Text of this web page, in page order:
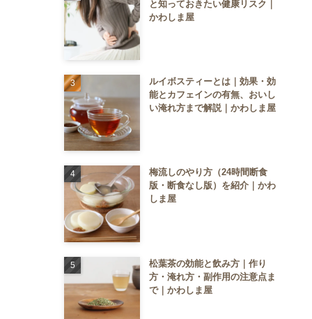
と知っておきたい健康リスク｜
かわしま屋
ルイボスティーとは｜効果・効
能とカフェインの有無、おいし
い淹れ方まで解説｜かわしま屋
梅流しのやり方（24時間断食
版・断食なし版）を紹介｜かわ
しま屋
松葉茶の効能と飲み方｜作り
方・淹れ方・副作用の注意点ま
で｜かわしま屋